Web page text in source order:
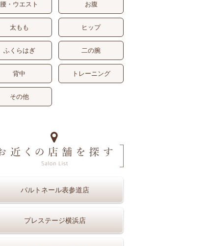
腰・ウエスト お腹
太もも ヒップ
ふくらはぎ 二の腕
背中 トレーニング
その他
パルトネール表参道店
プレステージ横浜店